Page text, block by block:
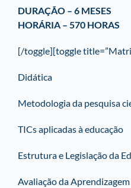
DURAÇÃO – 6
HORÁRIA – 570 HORAS
[/toggle][toggle
Didática
Metodologia da pesquisa
TICs aplicadas à educação
Estrutura e Legislação da
Avaliação da Aprendizagem